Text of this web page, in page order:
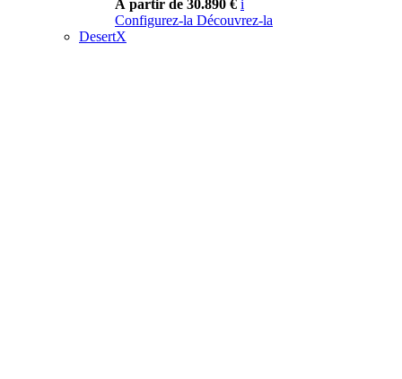
À partir de 30.890 € i
Configurez-la Découvrez-la
DesertX